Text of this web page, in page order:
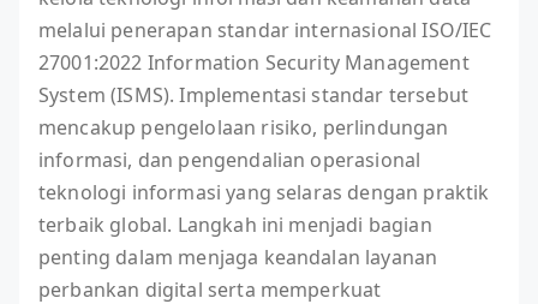
melalui penerapan standar internasional ISO/IEC
27001:2022 Information Security Management
System (ISMS). Implementasi standar tersebut
mencakup pengelolaan risiko, perlindungan
informasi, dan pengendalian operasional
teknologi informasi yang selaras dengan praktik
terbaik global. Langkah ini menjadi bagian
penting dalam menjaga keandalan layanan
perbankan digital serta memperkuat